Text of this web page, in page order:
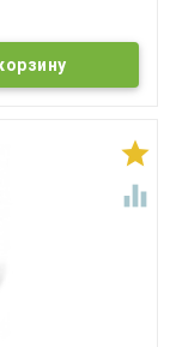

